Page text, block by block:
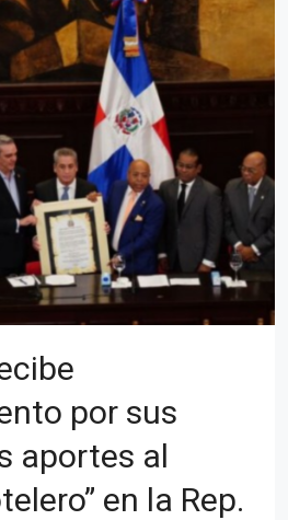
por sus
aportes al
en la Rep.